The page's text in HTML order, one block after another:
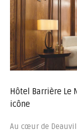
Hôtel Barrière Le
icône
Au cœur de